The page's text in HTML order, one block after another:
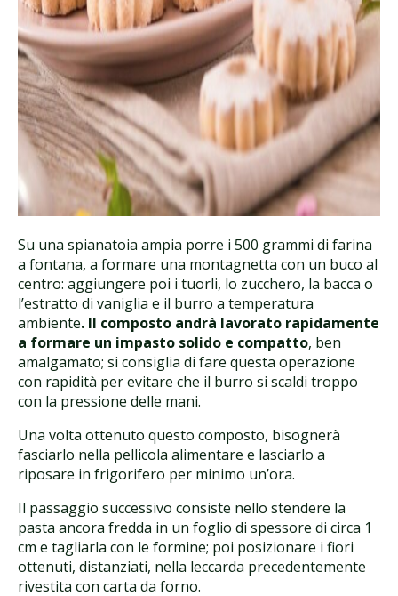
Su una spianatoia ampia porre i 500 grammi di farina
a fontana, a formare una montagnetta con un buco al
centro: aggiungere poi i tuorli, lo zucchero, la bacca o
l’estratto di vaniglia e il burro a temperatura
ambiente. Il composto andrà lavorato rapidamente
a formare un impasto solido e compatto, ben
amalgamato; si consiglia di fare questa operazione
con rapidità per evitare che il burro si scaldi troppo
con la pressione delle mani.
Una volta ottenuto questo composto, bisognerà
fasciarlo nella pellicola alimentare e lasciarlo a
riposare in frigorifero per minimo un’ora.
Il passaggio successivo consiste nello stendere la
pasta ancora fredda in un foglio di spessore di circa 1
cm e tagliarla con le formine; poi posizionare i fiori
ottenuti, distanziati, nella leccarda precedentemente
rivestita con carta da forno.